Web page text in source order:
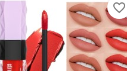
favorite_border